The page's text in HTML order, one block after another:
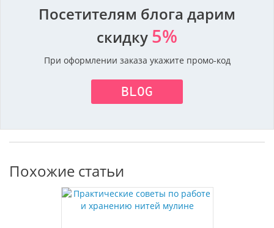
Посетителям блога дарим
скидку 5%
При оформлении заказа укажите промо-код
BLOG
Похожие статьи